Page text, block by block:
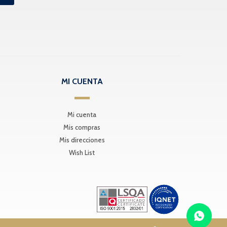
MI CUENTA
Mi cuenta
Mis compras
Mis direcciones
Wish List